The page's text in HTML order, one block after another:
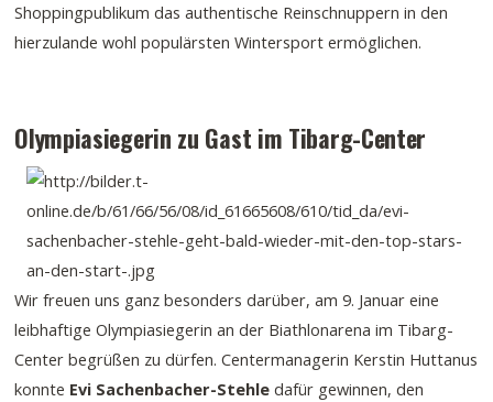
Shoppingpublikum das authentische Reinschnuppern in den
hierzulande wohl populärsten Wintersport ermöglichen.
Olympiasiegerin zu Gast im Tibarg-Center
Wir freuen uns ganz besonders darüber, am 9. Januar eine
leibhaftige Olympiasiegerin an der Biathlonarena im Tibarg-
Center begrüßen zu dürfen. Centermanagerin Kerstin Huttanus
konnte Evi Sachenbacher-Stehle dafür gewinnen, den